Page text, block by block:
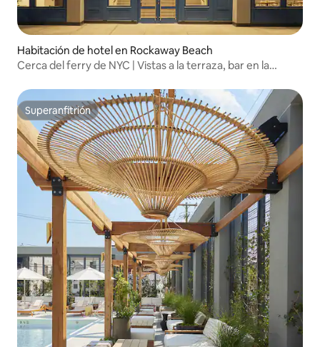
Habitación de hotel en Rockaway Beach
Cerca del ferry de NYC | Vistas a la terraza, bar en la
Superanfitrión
Superanfitrión